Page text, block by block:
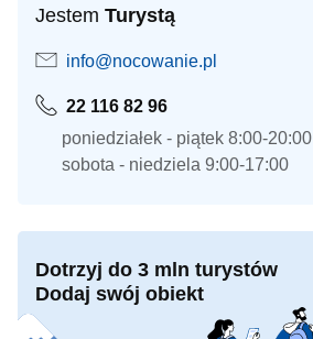
Jestem Turystą
info@nocowanie.pl
22 116 82 96
poniedziałek - piątek 8:00-20:00
sobota - niedziela 9:00-17:00
Dotrzyj do 3 mln turystów
Dodaj swój obiekt